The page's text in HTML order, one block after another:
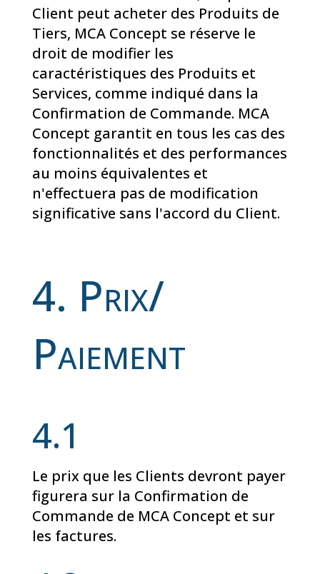
Client peut acheter des Produits de
Tiers, MCA Concept se réserve le
droit de modifier les
caractéristiques des Produits et
Services, comme indiqué dans la
Confirmation de Commande. MCA
Concept garantit en tous les cas des
fonctionnalités et des performances
au moins équivalentes et
n'effectuera pas de modification
significative sans l'accord du Client.
4. Prix/
Paiement
4.1
Le prix que les Clients devront payer
figurera sur la Confirmation de
Commande de MCA Concept et sur
les factures.